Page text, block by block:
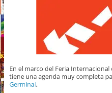
En el marco del Feria
tiene una agenda muy completa
Germinal.